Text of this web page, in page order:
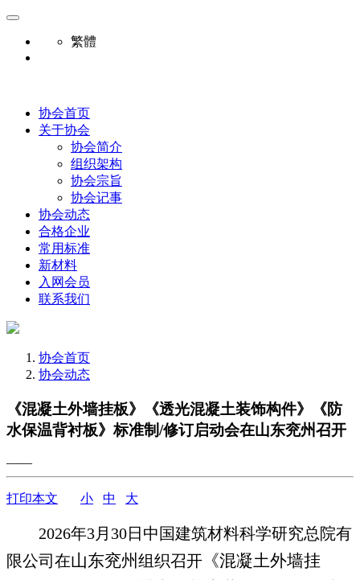
繁體
协会首页
关于协会
协会简介
组织架构
协会宗旨
协会记事
协会动态
合格企业
常用标准
新材料
入网会员
联系我们
协会首页
协会动态
《混凝土外墙挂板》《透光混凝土装饰构件》《防
水保温背衬板》标准制/修订启动会在山东兖州召开
——
打印本文 小 中 大
2026年3月30日中国建筑材料科学研究总院有
限公司在山东兖州组织召开 《混凝土外墙挂